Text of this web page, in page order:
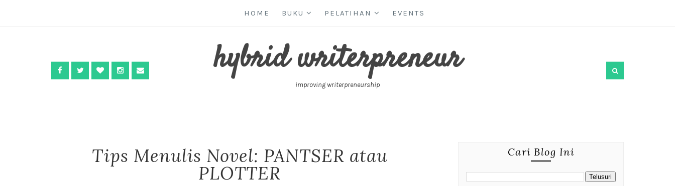
HOME BUKU PELATIHAN EVENTS
hybrid writerpreneur
improving writerpreneurship
Tips Menulis Novel: PANTSER atau
PLOTTER
Cari Blog Ini